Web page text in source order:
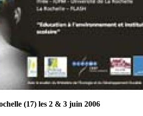
(17) les 2 & 3 juin 2006